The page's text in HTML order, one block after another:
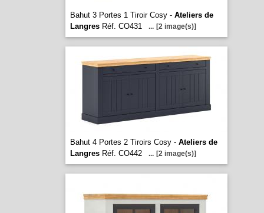
Bahut 3 Portes 1 Tiroir Cosy - Ateliers de
LangresRéf. CO431 ... [2 image(s)]
Bahut 4 Portes 2 Tiroirs Cosy - Ateliers de
LangresRéf. CO442 ... [2 image(s)]